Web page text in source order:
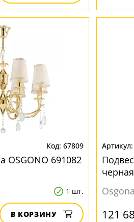
67809
OSGONO 691082
1 шт.
В КОРЗИНУ
черная
121